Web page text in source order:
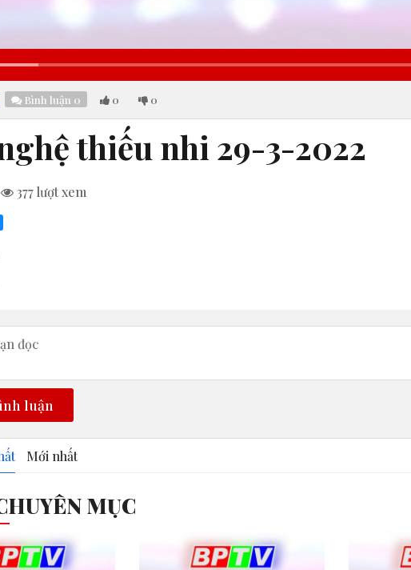
:
Bình luận 0 0 0
thiếu nhi 29-3-2022
377lượt xem
luận
Mới nhất
MỤC